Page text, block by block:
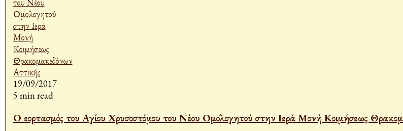
19/09/2017
5 min read
Ο εορτασμός του Αγίου Χρυσοστόμου του Νέου Ομολογητού στην Ιερά Μονή Κοιμήσεως